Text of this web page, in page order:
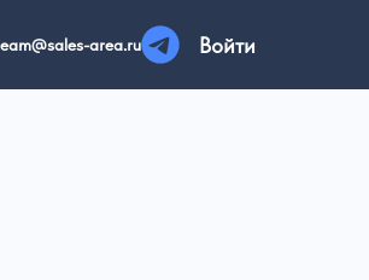
team@sales-area.ru